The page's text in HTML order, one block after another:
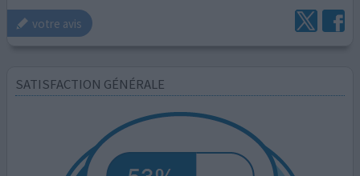
votre avis
SATISFACTION GÉNÉRALE